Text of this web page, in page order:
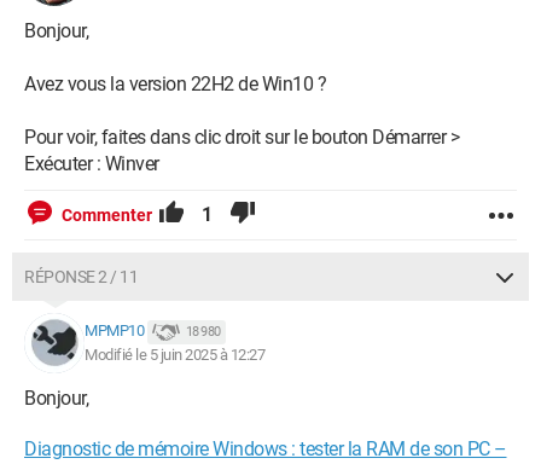
Bonjour,
Avez vous la version 22H2 de Win10 ?
Pour voir, faites dans clic droit sur le bouton Démarrer >
Exécuter : Winver
Commenter 1
RÉPONSE 2 / 11
MPMP10 18 980
Modifié le 5 juin 2025 à 12:27
Bonjour,
Diagnostic de mémoire Windows : tester la RAM de son PC –